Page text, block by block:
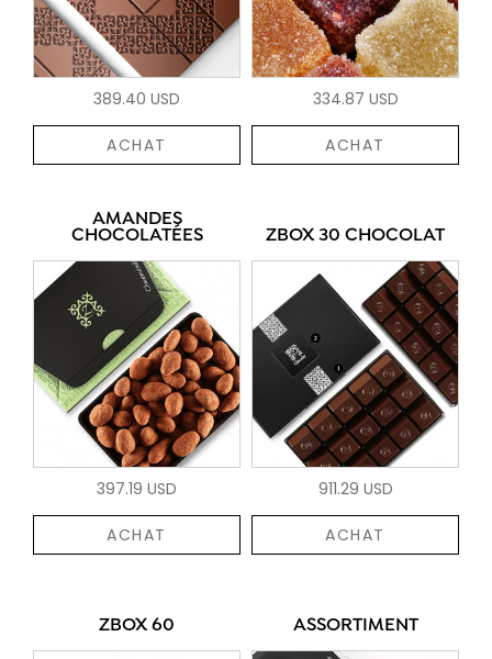
389.40 USD
ACHAT
334.87 USD
ACHAT
AMANDES
CHOCOLATÉES
397.19 USD
ACHAT
ZBOX 30 CHOCOLAT
911.29 USD
ACHAT
ZBOX 60 ASSORTIMENT